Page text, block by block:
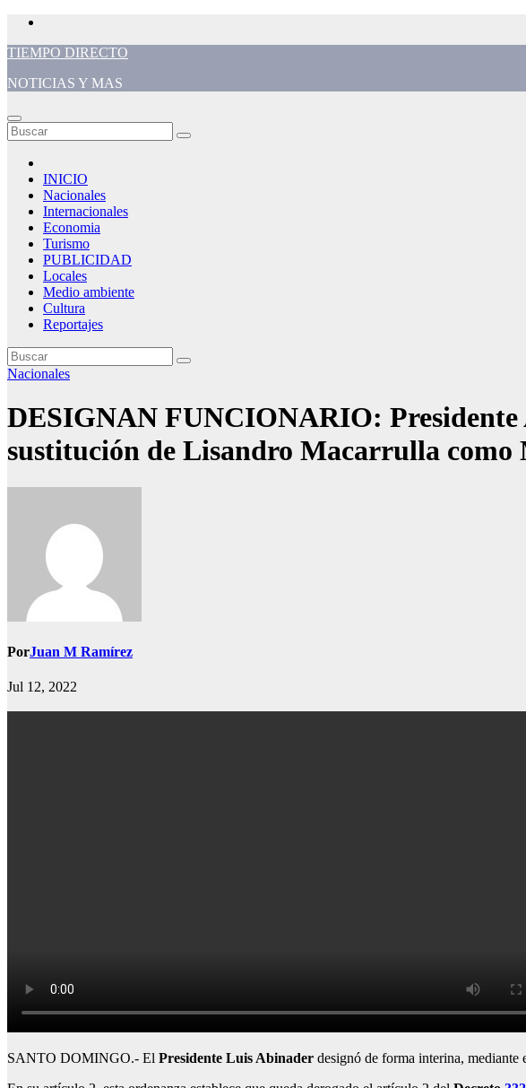
Saltar
contenido
TIEMPO DIRECTO
NOTICIAS Y MAS
INICIO
Nacionales
Internacionales
Economia
Turismo
PUBLICIDAD
Locales
Medio ambiente
Cultura
Reportajes
Nacionales
DESIGNAN FUNCIONARIO: Presidente
sustitución de Lisandro Macarrulla como
PorJuan M Ramírez
Jul 12, 2022
SANTO DOMINGO.- El Presidente Luis Abinader designó de forma interina, mediante